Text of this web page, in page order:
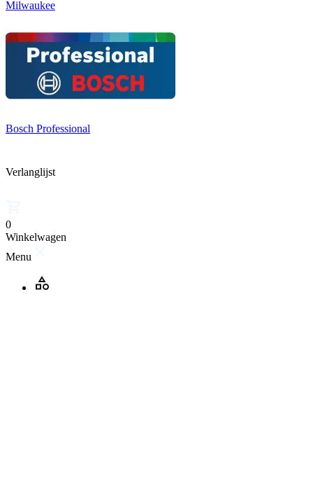
Milwaukee
Bosch Professional
Verlanglijst
0
Winkelwagen
Menu